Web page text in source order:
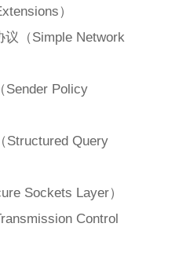
）
（Simple Network
Policy
Query
Sockets Layer）
Control